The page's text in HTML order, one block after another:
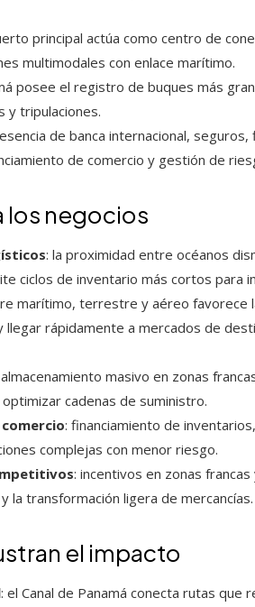
principal actúa como centro de
multimodales con enlace marítimo.
posee el registro de buques más
y tripulaciones.
de banca internacional,
de comercio y gestión de
los negocios
: la proximidad entre océanos
ciclos de inventario más cortos para
marítimo, terrestre y aéreo favorece
rápidamente a mercados de
masivo en zonas
cadenas de suministro.
: financiamiento de
complejas con menor riesgo.
: incentivos en zonas
la transformación ligera de mercancías.
el impacto
: el Canal de Panamá conecta rutas que